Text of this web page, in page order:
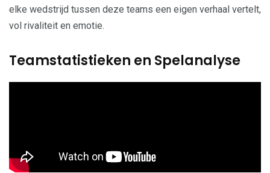
elke wedstrijd tussen deze teams een eigen verhaal vertelt,
vol rivaliteit en emotie.
Teamstatistieken en Spelanalyse